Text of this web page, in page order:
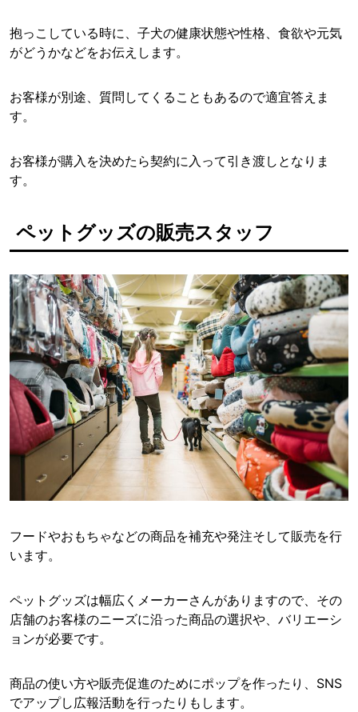
抱っこしている時に、子犬の健康状態や性格、食欲や元気
がどうかなどをお伝えします。
お客様が別途、質問してくることもあるので適宜答えま
す。
お客様が購入を決めたら契約に入って引き渡しとなりま
す。
ペットグッズの販売スタッフ
フードやおもちゃなどの商品を補充や発注そして販売を行
います。
ペットグッズは幅広くメーカーさんがありますので、その
店舗のお客様のニーズに沿った商品の選択や、バリエーシ
ョンが必要です。
商品の使い方や販売促進のためにポップを作ったり、SNS
でアップし広報活動を行ったりもします。